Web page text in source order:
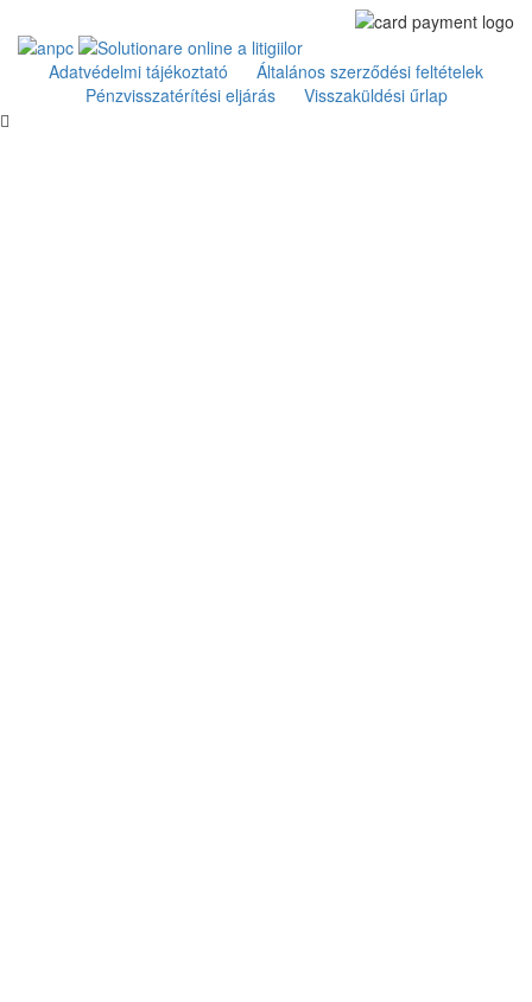
Adatvédelmi tájékoztató
Általános szerződési feltételek
Pénzvisszatérítési eljárás
Visszaküldési űrlap